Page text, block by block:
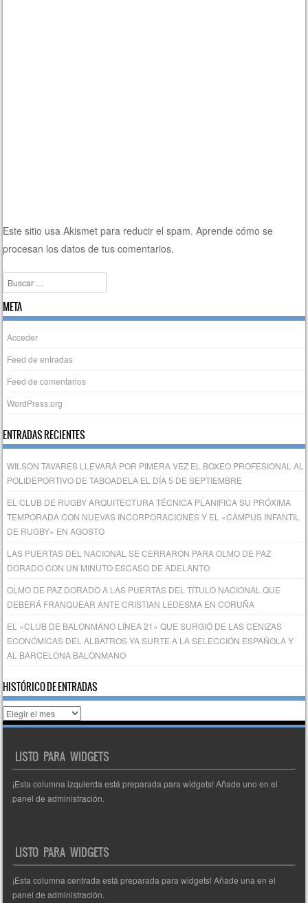
Este sitio usa Akismet para reducir el spam.Aprende cómo se
procesan los datos de tus comentarios.
Buscar
META
Acceder
Feed de entradas
Feed de comentarios
WordPress.org
ENTRADAS RECIENTES
WILSON TAVARES LLEVARÁ POR PIMERA VEZ EL BOXEO PROFESIONAL AL
POLIDEPORTIVO DE TABOADELA EL DÍA 5 DE SEPTIEMBRE
EL CLUB DE RUGBY ARQUITECTURA TÉCNICA PLANIFICA SU PRÓXIMA
TEMPORADA CON NUEVAS INCORPORACIONES Y EL «CAMPUS INFANTIL
DE RUGBY» EN AGOSTO
LAS PUERTAS DEL NACIONAL SE CERRARON PARA OLMO DE PAZ
DORADO CON UN MINUTO ESCASO DE ADELANTO
OLMO DE PAZ DORADO A LAS PUERTAS DEL TÍTULO NACIONAL QUE
DEBERÁ FRANQUEAR ANTE CRISTIAN LEDESMA EN CORUÑA
EL «CLUB DE BALONMANO LÍNEA 21» QUE SURGIÓ DE LAS CENIZAS
ECONÓMICAS DEL ALBATROS YA SURTE A LA SELECCIÓN ESPAÑOLA Y
AL BARCELONA BALONMANO
HISTÓRICO DE ENTRADAS
Histórico
de
LISTO PARA WIDGETS
¡Esta columna izquierda está preparada para widgets! Añade uno en el
panel de administración.
LISTO PARA WIDGETS
¡Esta columna centrada está preparada para widgets! Añade una en el
panel de administración.